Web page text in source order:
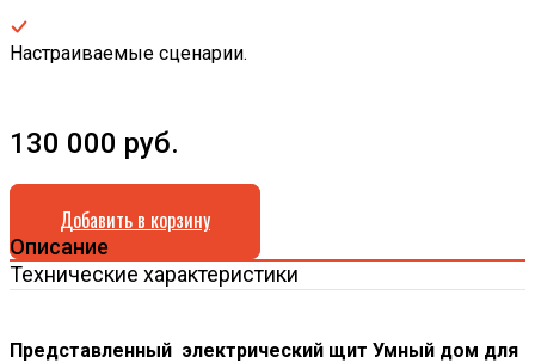
Настраиваемые сценарии.
130 000 руб.
Добавить в корзину
Описание
Технические характеристики
Представленный электрический щит Умный дом для